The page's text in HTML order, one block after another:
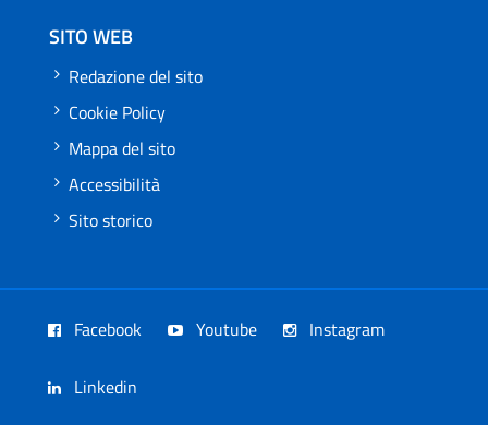
SITO WEB
Redazione del sito
Cookie Policy
Mappa del sito
Accessibilità
Sito storico
Facebook Youtube Instagram
Linkedin